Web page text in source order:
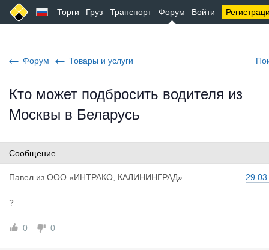
Торги Груз Транспорт Форум Войти
Форум Товары и услуги
Кто может подбросить водителя из
Москвы в Беларусь
Сообщение
Павел из ООО «ИНТРАКО, КАЛИНИНГРАД»
?
0 0